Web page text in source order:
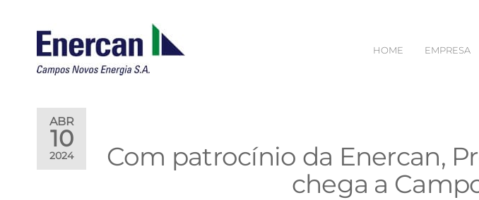
HOME EMPRESA
ABR
10
2024
Com patrocínio da Enercan,
chega a